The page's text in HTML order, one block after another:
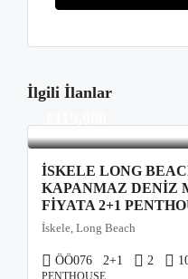
İlgili İlanlar
İSKELE LONG
KAPANMAZ DENIZ
FIYATA 2+1
İskele, Long Beach
ÖÖ076 2+1 2
PENTHOUSE